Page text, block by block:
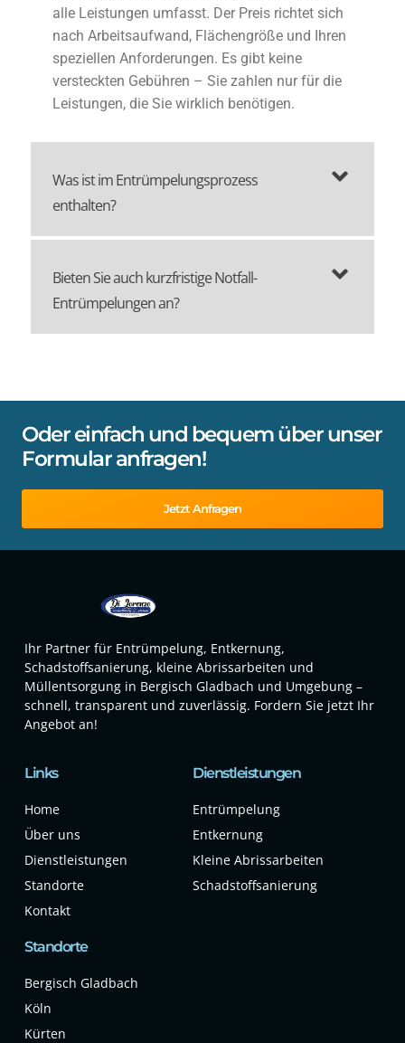
alle Leistungen umfasst. Der Preis richtet sich
nach Arbeitsaufwand, Flächengröße und Ihren
speziellen Anforderungen. Es gibt keine
versteckten Gebühren – Sie zahlen nur für die
Leistungen, die Sie wirklich benötigen.
Was ist im Entrümpelungsprozess
enthalten?
Bieten Sie auch kurzfristige Notfall-
Entrümpelungen an?
Oder einfach und bequem über unser
Formular anfragen!
Jetzt Anfragen
Ihr Partner für Entrümpelung, Entkernung,
Schadstoffsanierung, kleine Abrissarbeiten und
Müllentsorgung in Bergisch Gladbach und Umgebung –
schnell, transparent und zuverlässig. Fordern Sie jetzt Ihr
Angebot an!
Links
Home
Über uns
Dienstleistungen
Standorte
Kontakt
Dienstleistungen
Entrümpelung
Entkernung
Kleine Abrissarbeiten
Schadstoffsanierung
Standorte
Bergisch Gladbach
Köln
Kürten